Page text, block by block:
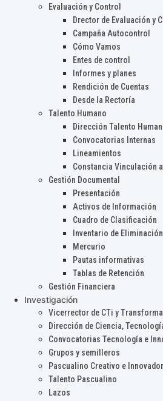
Evaluación y Control
Drector de Evaluación y
Campaña Autocontrol
Cómo Vamos
Entes de control
Informes y planes
Rendición de Cuentas
Desde la Rectoría
Talento Humano
Dirección Talento
Convocatorias Internas
Lineamientos
Constancia Vinculación
Gestión Documental
Presentación
Activos de Información
Cuadro de Clasificación
Inventario de Eliminación
Mercurio
Pautas informativas
Tablas de Retención
Gestión Financiera
Investigación
Vicerrector de CTi y
Dirección de Ciencia,
Convocatorias Tecnología e
Grupos y semilleros
Pascualino Creativo e Innovador
Talento Pascualino
Lazos